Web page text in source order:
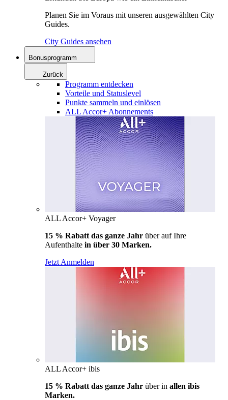
Planen Sie im Voraus mit unseren ausgewählten City
Guides.
City Guides ansehen
Bonusprogramm
Zurück
Programm entdecken
Vorteile und Statuslevel
Punkte sammeln und einlösen
ALL Accor+ Abonnements
ALL Accor+ Voyager
15 % Rabatt das ganze Jahr über auf Ihre
Aufenthalte in über 30 Marken.
Jetzt Anmelden
ALL Accor+ ibis
15 % Rabatt das ganze Jahr über in allen ibis
Marken.